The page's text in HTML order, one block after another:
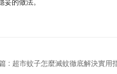
: 超市蚊子怎麼滅蚊徹底解決實用